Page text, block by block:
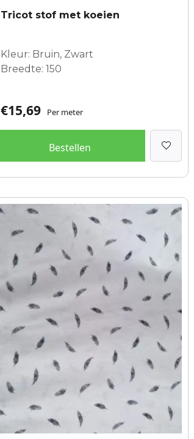
Tricot stof met koeien
Kleur: Bruin, Zwart
Breedte: 150
€15,69 Per meter
Bestellen